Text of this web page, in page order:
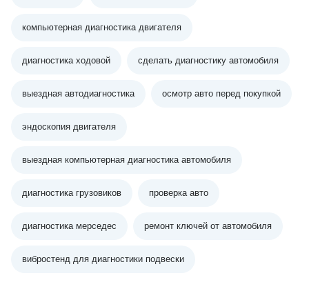
компьютерная диагностика двигателя
диагностика ходовой сделать диагностику автомобиля
выездная автодиагностика осмотр авто перед покупкой
эндоскопия двигателя
выездная компьютерная диагностика автомобиля
диагностика грузовиков проверка авто
диагностика мерседес ремонт ключей от автомобиля
вибростенд для диагностики подвески